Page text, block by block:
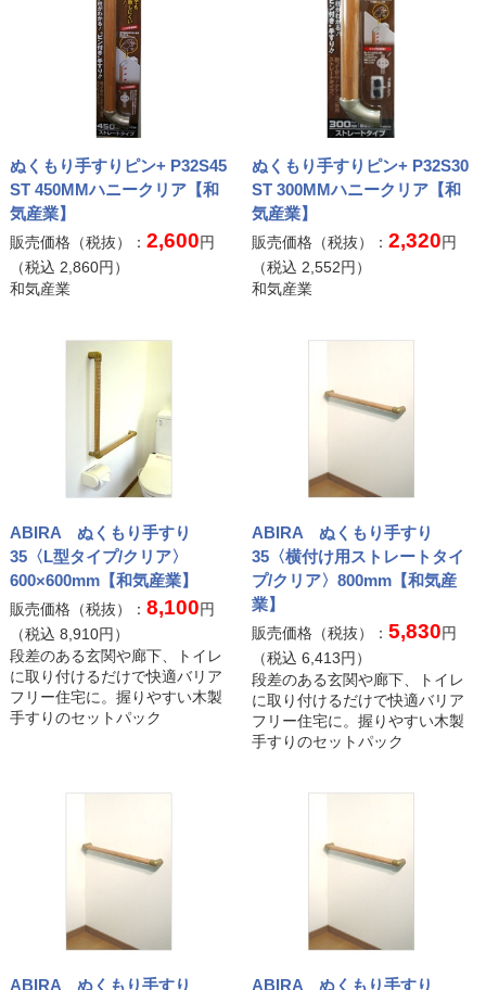
ぬくもり手すりピン+ P32S45
ST 450MMハニークリア【和
気産業】
販売価格（税抜）： 2,600円
（税込 2,860円）
和気産業
ぬくもり手すりピン+ P32S30
ST 300MMハニークリア【和
気産業】
販売価格（税抜）：2,320円
（税込 2,552円）
和気産業
ABIRA ぬくもり手すり
35〈L型タイプ/クリア〉
600×600mm【和気産業】
販売価格（税抜）： 8,100円
（税込 8,910円）
段差のある玄関や廊下、トイレ
に取り付けるだけで快適バリア
フリー住宅に。握りやすい木製
手すりのセットパック
ABIRA ぬくもり手すり
35〈横付け用ストレートタイ
プ/クリア〉800mm【和気産
業】
販売価格（税抜）：5,830円
（税込6,413円）
段差のある玄関や廊下、トイレ
に取り付けるだけで快適バリア
フリー住宅に。握りやすい木製
手すりのセットパック
ABIRA ぬくもり手すり
ABIRA ぬくもり手すり